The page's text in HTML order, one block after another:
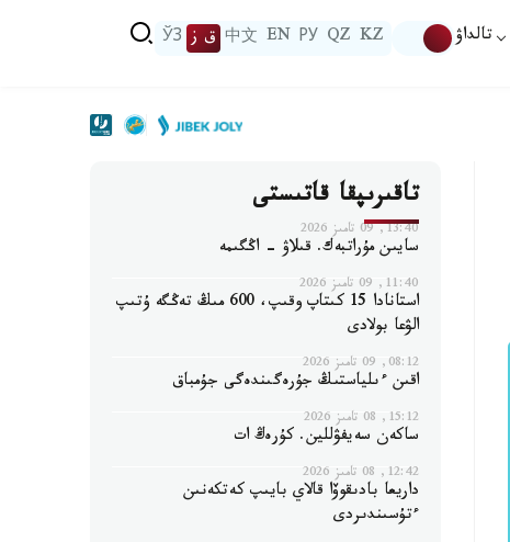
تالداۋ KZ
QZ
РУ
EN
中文 ق ز ЎЗ
تاقىرىپقا قاتىستى
13:40, 09 تامىز 2026
سايىن مۇراتبەك. قىلاۋ - اڭگىمە
11:40, 09 تامىز 2026
استانادا 15 كىتاپ وقىپ، 600 مىڭ تەڭگە ۇتىپ
الۋعا بولادى
08:12, 09 تامىز 2026
اقىن ءىلياستىڭ جۇرەگىندەگى جۇمباق
15:12, 08 تامىز 2026
ساكەن سەيفۋللين. كۇرەڭ ات
12:42, 08 تامىز 2026
داريعا بادىقوۆا قالاي بايىپ كەتكەنىن
ءتۇسىندىردى